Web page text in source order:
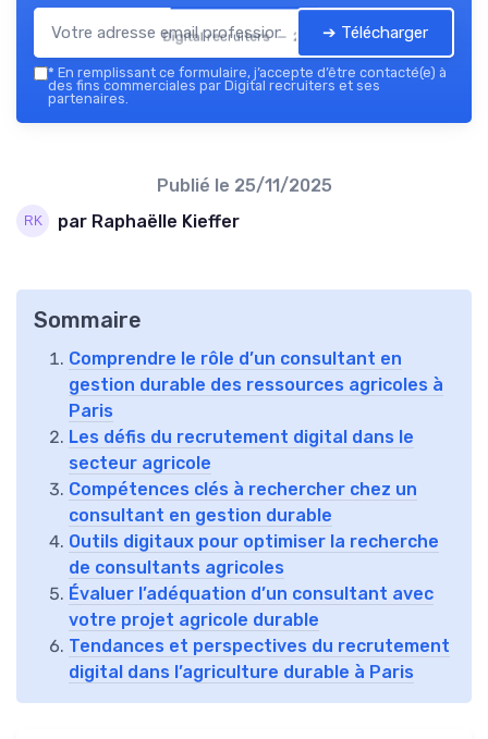
Digital recruiters — 2026➔ Télécharger
* En remplissant ce formulaire, j’accepte d’être contacté(e) à
des fins commerciales par Digital recruiters et ses
partenaires.
Publié le 25/11/2025
par Raphaëlle Kieffer
Sommaire
Comprendre le rôle d’un consultant en
gestion durable des ressources agricoles à
Paris
Les défis du recrutement digital dans le
secteur agricole
Compétences clés à rechercher chez un
consultant en gestion durable
Outils digitaux pour optimiser la recherche
de consultants agricoles
Évaluer l’adéquation d’un consultant avec
votre projet agricole durable
Tendances et perspectives du recrutement
digital dans l’agriculture durable à Paris